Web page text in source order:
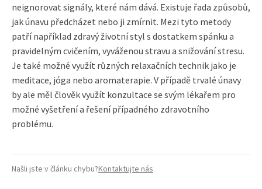
neignorovat signály, které nám dává. Existuje řada způsobů,
jak únavu předcházet nebo ji zmírnit. Mezi tyto metody
patří například zdravý životní styl s dostatkem spánku a
pravidelným cvičením, vyváženou stravu a snižování stresu.
Je také možné využít různých relaxačních technik jako je
meditace, jóga nebo aromaterapie. V případě trvalé únavy
by ale měl člověk využít konzultace se svým lékařem pro
možné vyšetření a řešení případného zdravotního
problému.
Našli jste v článku chybu?Kontaktujte nás